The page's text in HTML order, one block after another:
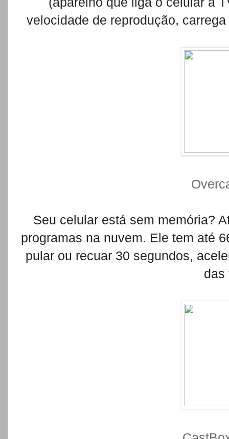
velocidade de reprodução,
Seu celular está sem memória?
programas na nuvem. Ele tem até
pular ou recuar 30 segundos,
das